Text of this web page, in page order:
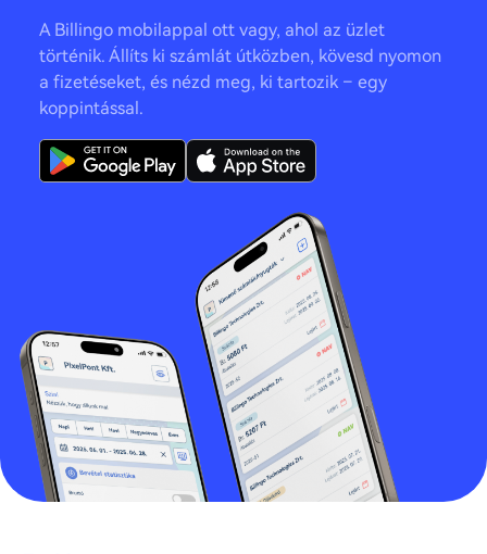
A Billingo mobilappal ott vagy, ahol az üzlet
történik. Állíts ki számlát útközben, kövesd nyomon
a fizetéseket, és nézd meg, ki tartozik – egy
koppintással.